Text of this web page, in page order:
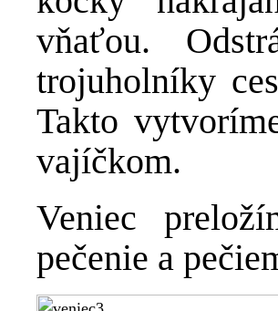
vňaťou.
trojuholníky
Takto
vajíčkom.
Veniec
pečenie a